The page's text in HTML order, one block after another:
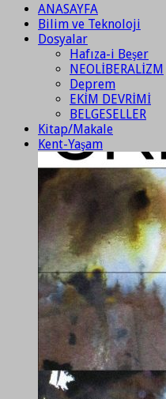
ANASAYFA
Bilim ve Teknoloji
Dosyalar
Hafıza-i Beşer
NEOLİBERALİZM
Deprem
EKİM DEVRİMİ
BELGESELLER
Kitap/Makale
Kent-Yaşam